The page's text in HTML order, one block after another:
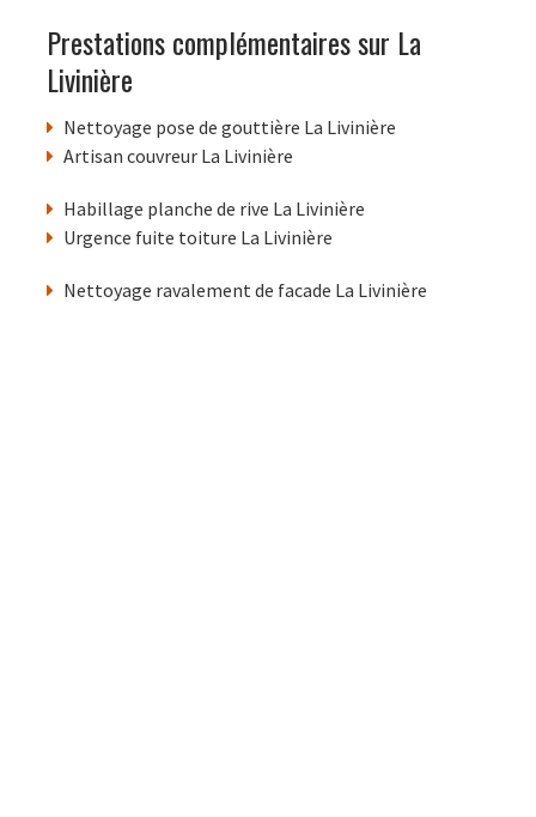
Prestations complémentaires sur La
Livinière
Nettoyage pose de gouttière La Livinière
Artisan couvreur La Livinière
Habillage planche de rive La Livinière
Urgence fuite toiture La Livinière
Nettoyage ravalement de facade La Livinière